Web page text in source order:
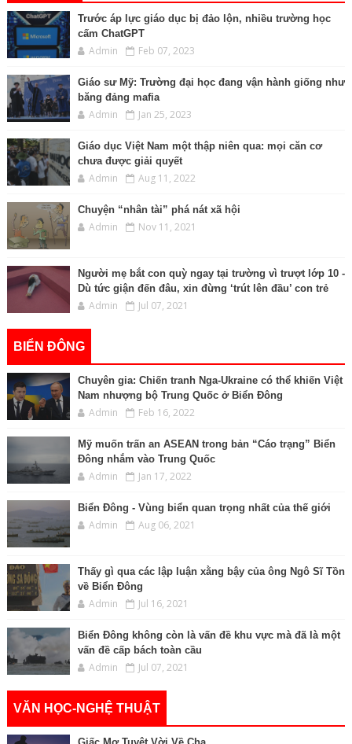
Trước áp lực giáo dục bị đảo lộn, nhiều trường học
cấm ChatGPT
Admin Feb 07, 2023
Giáo sư Mỹ: Trường đại học đang vận hành giống như
băng đảng mafia
Admin Jan 25, 2023
Giáo dục Việt Nam một thập niên qua: mọi căn cơ
chưa được giải quyết
Admin Aug 11, 2022
Chuyện “nhân tài” phá nát xã hội
Admin Nov 11, 2021
Người mẹ bắt con quỳ ngay tại trường vì trượt lớp 10 -
Dù tức giận đến đâu, xin đừng ‘trút lên đầu’ con trẻ
Admin Jul 07, 2021
BIỂN ĐÔNG
Chuyên gia: Chiến tranh Nga-Ukraine có thể khiến Việt
Nam nhượng bộ Trung Quốc ở Biển Đông
Admin Feb 16, 2022
Mỹ muốn trấn an ASEAN trong bản “Cáo trạng” Biển
Đông nhắm vào Trung Quốc
Admin Jan 17, 2022
Biển Đông - Vùng biển quan trọng nhất của thế giới
Admin Aug 06, 2021
Thấy gì qua các lập luận xằng bậy của ông Ngô Sĩ Tồn
về Biển Đông
Admin Jul 16, 2021
Biển Đông không còn là vấn đề khu vực mà đã là một
vấn đề cấp bách toàn cầu
Admin Jul 07, 2021
VĂN HỌC-NGHỆ THUẬT